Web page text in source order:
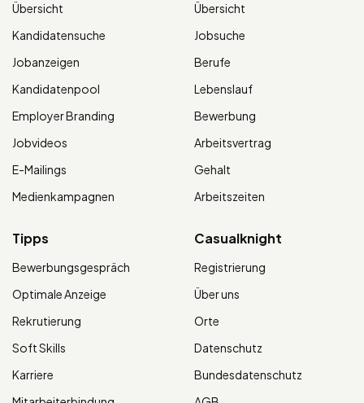
Übersicht
Kandidatensuche
Jobanzeigen
Kandidatenpool
Employer Branding
Jobvideos
E-Mailings
Medienkampagnen
Übersicht
Jobsuche
Berufe
Lebenslauf
Bewerbung
Arbeitsvertrag
Gehalt
Arbeitszeiten
Tipps
Bewerbungsgespräch
Optimale Anzeige
Rekrutierung
Soft Skills
Karriere
Casualknight
Registrierung
Über uns
Orte
Datenschutz
Bundesdatenschutz